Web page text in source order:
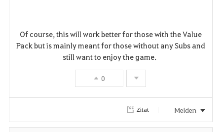
Of course, this will work better for those with the Value
Pack but is mainly meant for those without any Subs and
still want to enjoy the game.
0
Zitat Melden